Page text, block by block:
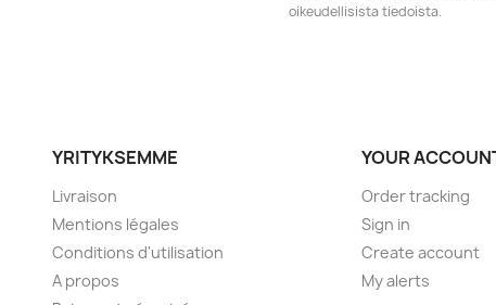
oikeudellisista tiedoista.
YRITYKSEMME
Livraison
Mentions légales
Conditions d'utilisation
A propos
YOUR
Order tracking
Sign in
Create account
My alerts